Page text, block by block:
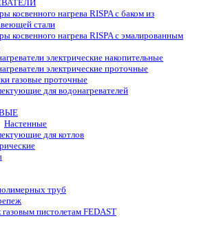
косвенного нагрева RISPA с баком из
стали
косвенного нагрева RISPA с эмалированным
электрические накопительные
электрические проточные
газовые проточные
для водонагревателей
Настенные
для котлов
труб
газовым пистолетам FEDAST